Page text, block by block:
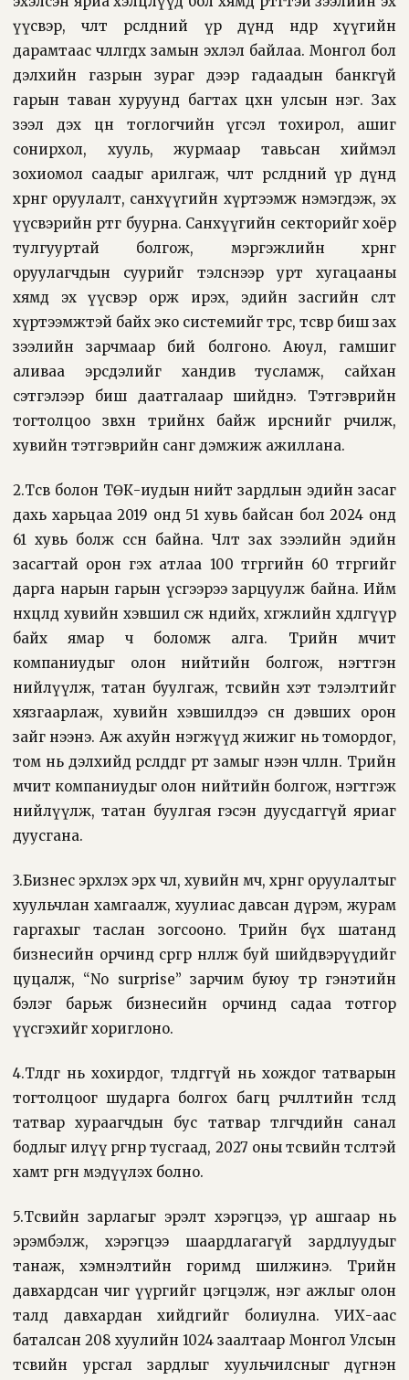
үүсвэр, чөлөөт өрсөлдөөний үр дүнд өндөр хүүгийн
дарамтаас чөлөөлөгдөх замын эхлэл байлаа. Монгол бол
дэлхийн газрын зураг дээр гадаадын банкгүй
гарын таван хуруунд багтах цөөхөн улсын нэг. Зах
зээл дэх цөөн тоглогчийн үгсэл тохирол, ашиг
сонирхол, хууль, журмаар тавьсан хиймэл
зохиомол саадыг арилгаж, чөлөөт өрсөлдөөний үр дүнд
хөрөнгө оруулалт, санхүүгийн хүртээмж нэмэгдэж, эх
үүсвэрийн өртөг буурна. Санхүүгийн секторийг хоёр
тулгууртай болгож, мэргэжлийн хөрөнгө
оруулагчдын суурийг тэлснээр урт хугацааны
хямд эх үүсвэр орж ирэх, эдийн засгийн өсөлт
хүртээмжтэй байх эко системийг төрөөс, төсвөөр биш зах
зээлийн зарчмаар бий болгоно. Аюул, гамшиг
аливаа эрсдэлийг хандив тусламж, сайхан
сэтгэлээр биш даатгалаар шийднэ. Тэтгэврийн
тогтолцоо зөвхөн төрийнх байж ирснийг өөрчилж,
хувийн тэтгэврийн санг дэмжиж ажиллана.
2.Төсөв болон ТӨК-иудын нийт зардлын эдийн засаг
дахь харьцаа 2019 онд 51 хувь байсан бол 2024 онд
61 хувь болж өссөн байна. Чөлөөт зах зээлийн эдийн
засагтай орон гэх атлаа 100 төгрөгийн 60 төгрөгийг
дарга нарын гарын үсгээрээ зарцуулж байна. Ийм
нөхцөлд хувийн хэвшил өсөж өндийх, хөгжлийн хөдөлгүүр
байх ямар ч боломж алга. Төрийн өмчит
компаниудыг олон нийтийн болгож, нэгтгэн
нийлүүлж, татан буулгаж, төсвийн хэт тэлэлтийг
хязгаарлаж, хувийн хэвшилдээ өсөн дэвших орон
зайг нээнэ. Аж ахуйн нэгжүүд жижиг нь томордог,
том нь дэлхийд өрсөлддөг өртөө замыг нээн чөлөөлнө. Төрийн
өмчит компаниудыг олон нийтийн болгож, нэгтгэж
нийлүүлж, татан буулгая гэсэн дуусдаггүй яриаг
дуусгана.
3.Бизнес эрхлэх эрх чөлөө, хувийн өмч, хөрөнгө оруулалтыг
хуульчлан хамгаалж, хуулиас давсан дүрэм, журам
гаргахыг таслан зогсооно. Төрийн бүх шатанд
бизнесийн орчинд сөргөөр нөлөөлж буй шийдвэрүүдийг
цуцалж, “No surprise” зарчим буюу төр гэнэтийн
бэлэг барьж бизнесийн орчинд садаа тотгор
үүсгэхийг хориглоно.
4.Төлдөг нь хохирдог, төлдөггүй нь хождог татварын
тогтолцоог шударга болгох багц өөрчлөлтийн төсөлд
татвар хураагчдын бус татвар төлөгчдийн санал
бодлыг илүү өргөнөөр тусгаад, 2027 оны төсвийн төсөлтэй
хамт өргөн мэдүүлэх болно.
5.Төсвийн зарлагыг эрэлт хэрэгцээ, үр ашгаар нь
эрэмбэлж, хэрэгцээ шаардлагагүй зардлуудыг
танаж, хэмнэлтийн горимд шилжинэ. Төрийн
давхардсан чиг үүргийг цэгцэлж, нэг ажлыг олон
талд давхардан хийдгийг болиулна. УИХ-аас
баталсан 208 хуулийн 1024 заалтаар Монгол Улсын
төсвийн урсгал зардлыг хуульчилсныг дүгнэн